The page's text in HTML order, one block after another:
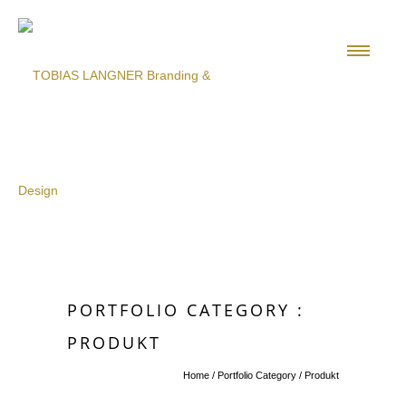
PORTFOLIO CATEGORY :
PRODUKT
Home / Portfolio Category / Produkt